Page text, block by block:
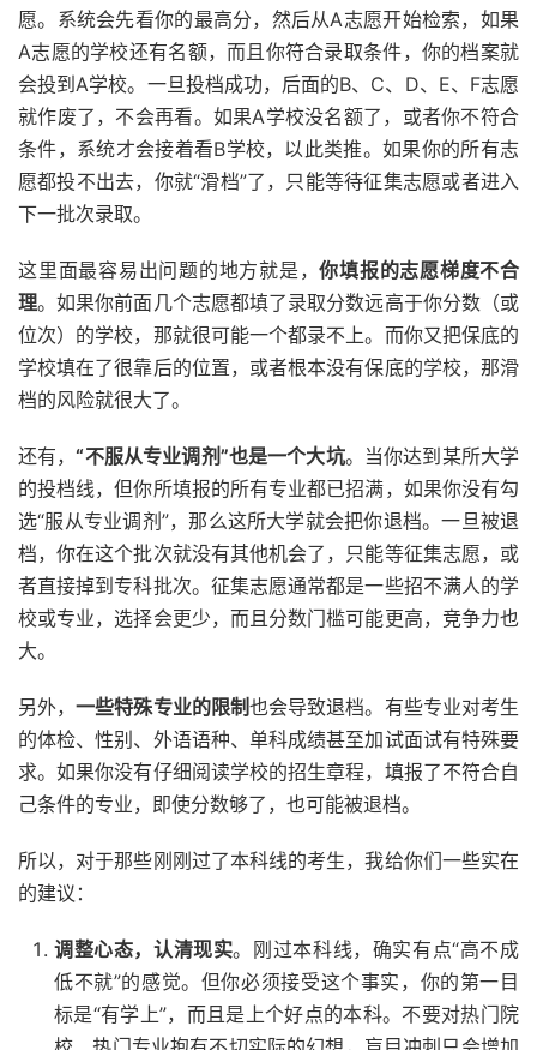
愿。系统会先看你的最高分，然后从A志愿开始检索，如果
A志愿的学校还有名额，而且你符合录取条件，你的档案就
会投到A学校。一旦投档成功，后面的B、C、D、E、F志愿
就作废了，不会再看。如果A学校没名额了，或者你不符合
条件，系统才会接着看B学校，以此类推。如果你的所有志
愿都投不出去，你就“滑档”了，只能等待征集志愿或者进入
下一批次录取。
这里面最容易出问题的地方就是，你填报的志愿梯度不合
理。如果你前面几个志愿都填了录取分数远高于你分数（或
位次）的学校，那就很可能一个都录不上。而你又把保底的
学校填在了很靠后的位置，或者根本没有保底的学校，那滑
档的风险就很大了。
还有，“不服从专业调剂”也是一个大坑。当你达到某所大学
的投档线，但你所填报的所有专业都已招满，如果你没有勾
选“服从专业调剂”，那么这所大学就会把你退档。一旦被退
档，你在这个批次就没有其他机会了，只能等征集志愿，或
者直接掉到专科批次。征集志愿通常都是一些招不满人的学
校或专业，选择会更少，而且分数门槛可能更高，竞争力也
大。
另外，一些特殊专业的限制也会导致退档。有些专业对考生
的体检、性别、外语语种、单科成绩甚至加试面试有特殊要
求。如果你没有仔细阅读学校的招生章程，填报了不符合自
己条件的专业，即使分数够了，也可能被退档。
所以，对于那些刚刚过了本科线的考生，我给你们一些实在
的建议：
调整心态，认清现实。刚过本科线，确实有点“高不成
低不就”的感觉。但你必须接受这个事实，你的第一目
标是“有学上”，而且是上个好点的本科。不要对热门院